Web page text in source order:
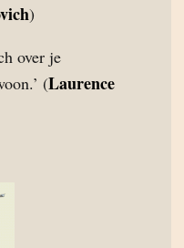
)
over je
(Laurence